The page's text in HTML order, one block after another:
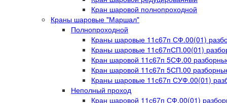
Кран шаровой полнопроходной
Краны шаровые "Маршал"
Полнопроходной
Краны шаровые 11с67п СФ.00(01)
Краны шаровые 11с67пСП.00(01)
Кран шаровой 11с67п 5СФ.00
Кран шаровой 11с67п 5СП.00
Краны шаровые 11с67п СУФ.00(01)
Неполный проход
Кран шаровой 11с67п СФ.00(01)